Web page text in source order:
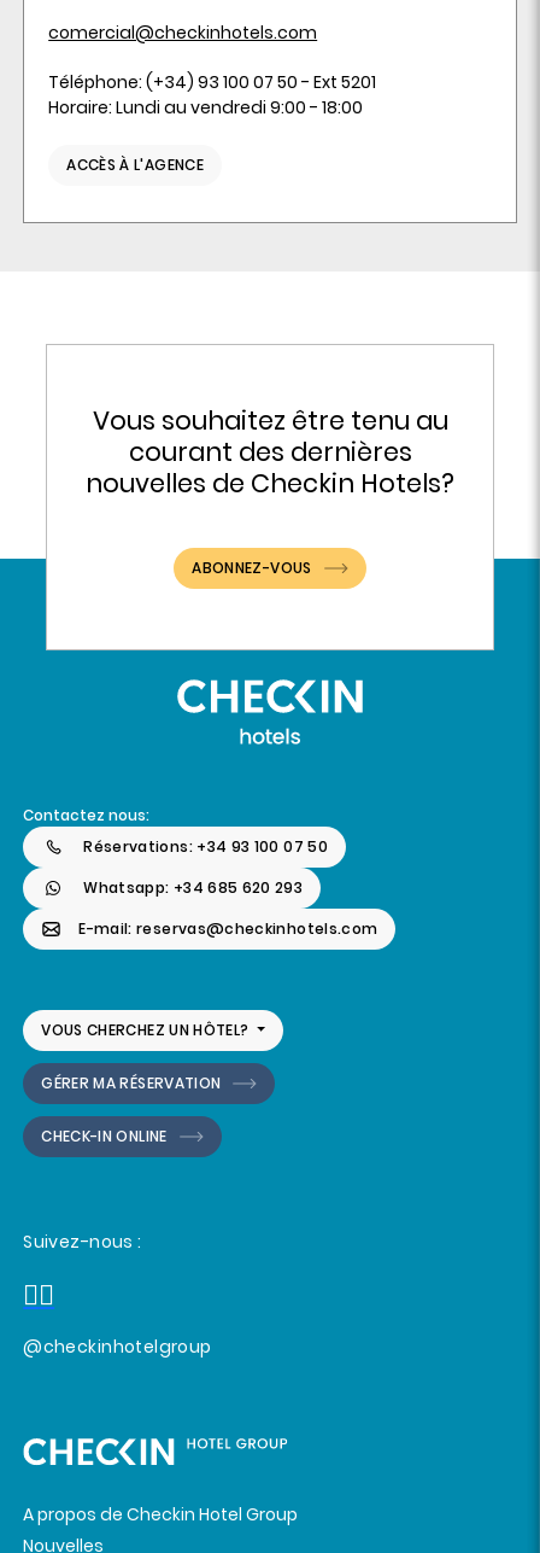
comercial@checkinhotels.com
Téléphone: (+34) 93 100 07 50 - Ext 5201
Horaire: Lundi au vendredi 9:00 - 18:00
ACCÈS À L'AGENCE
Vous souhaitez être tenu au
courant des dernières
nouvelles de Checkin Hotels?
ABONNEZ-VOUS
Contactez nous:
Réservations: +34 93 100 07 50
Whatsapp: +34 685 620 293
E-mail: reservas@checkinhotels.com
VOUS CHERCHEZ UN HÔTEL?
GÉRER MA RÉSERVATION
CHECK-IN ONLINE
Suivez-nous :
@checkinhotelgroup
A propos de Checkin Hotel Group
Nouvelles